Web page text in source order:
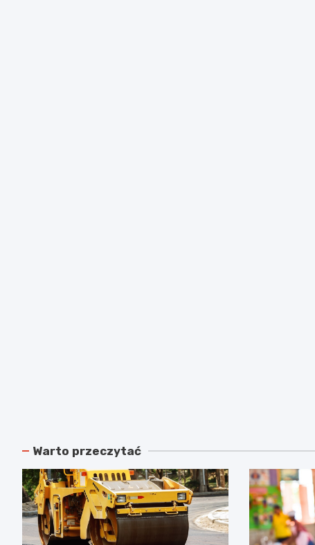
Warto przeczytać